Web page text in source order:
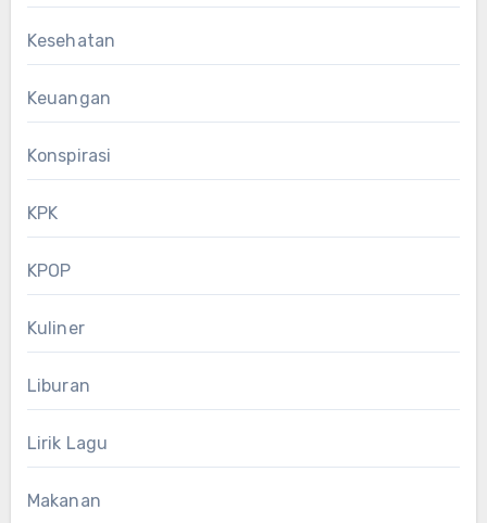
Kesehatan
Keuangan
Konspirasi
KPK
KPOP
Kuliner
Liburan
Lirik Lagu
Makanan